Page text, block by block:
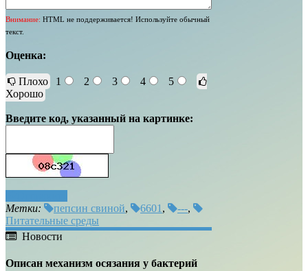
Внимание: HTML не поддерживается! Используйте обычный
текст.
Оценка:
Плохо 1 2 3 4
5
Хорошо
Введите код, указанный на картинке:
Метки:
пепсин свиной, 6601 , ---,
Питательные среды
Новости
Описан механизм осязания у бактерий